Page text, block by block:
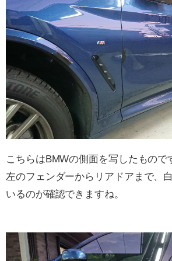
こちらはBMWの側面を写したもので
左のフェンダーからリアドアまで、
いるのが確認できますね。